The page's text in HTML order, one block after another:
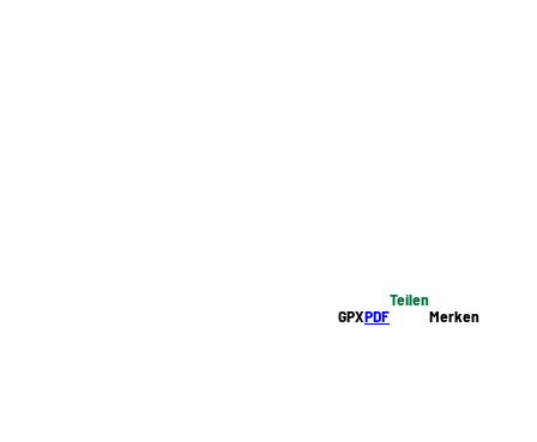
GPXPDF
Teilen
Merken